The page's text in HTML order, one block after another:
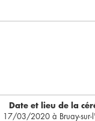
Date et lieu de la
17/03/2020 à Bruay-sur-